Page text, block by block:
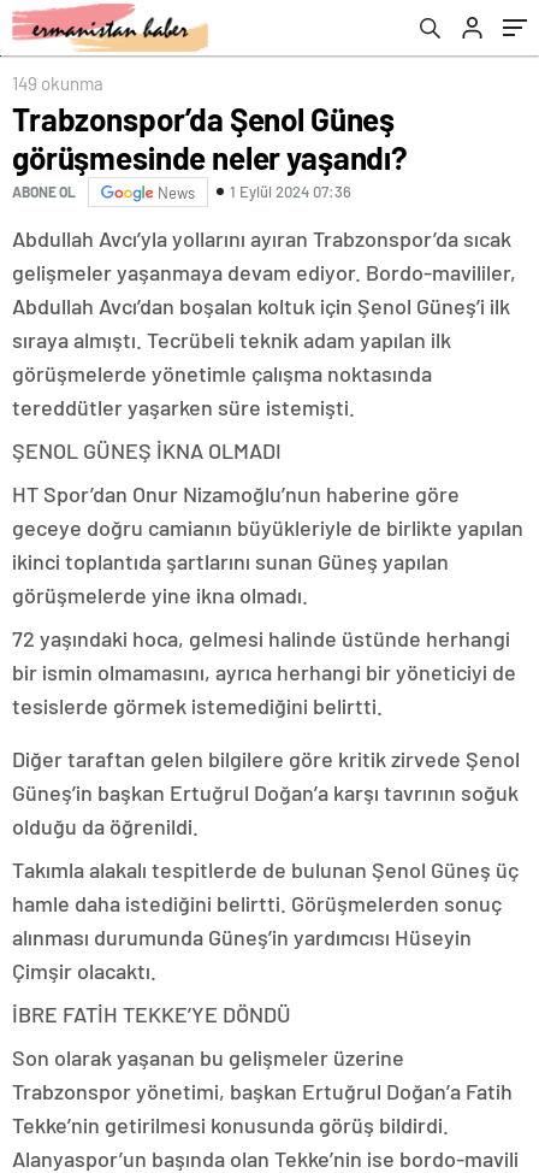
149 okunma
Trabzonspor’da Şenol Güneş
görüşmesinde neler yaşandı?
ABONE OL News 1 Eylül 2024 07:36
Abdullah Avcı’yla yollarını ayıran Trabzonspor’da sıcak
gelişmeler yaşanmaya devam ediyor. Bordo-mavililer,
Abdullah Avcı’dan boşalan koltuk için Şenol Güneş’i ilk
sıraya almıştı. Tecrübeli teknik adam yapılan ilk
görüşmelerde yönetimle çalışma noktasında
tereddütler yaşarken süre istemişti.
ŞENOL GÜNEŞ İKNA OLMADI
HT Spor’dan Onur Nizamoğlu’nun haberine göre
geceye doğru camianın büyükleriyle de birlikte yapılan
ikinci toplantıda şartlarını sunan Güneş yapılan
görüşmelerde yine ikna olmadı.
72 yaşındaki hoca, gelmesi halinde üstünde herhangi
bir ismin olmamasını, ayrıca herhangi bir yöneticiyi de
tesislerde görmek istemediğini belirtti.
Diğer taraftan gelen bilgilere göre kritik zirvede Şenol
Güneş’in başkan Ertuğrul Doğan’a karşı tavrının soğuk
olduğu da öğrenildi.
Takımla alakalı tespitlerde de bulunan Şenol Güneş üç
hamle daha istediğini belirtti. Görüşmelerden sonuç
alınması durumunda Güneş’in yardımcısı Hüseyin
Çimşir olacaktı.
İBRE FATİH TEKKE’YE DÖNDÜ
Son olarak yaşanan bu gelişmeler üzerine
Trabzonspor yönetimi, başkan Ertuğrul Doğan’a Fatih
Tekke’nin getirilmesi konusunda görüş bildirdi.
Alanyaspor’un başında olan Tekke’nin ise bordo-mavili